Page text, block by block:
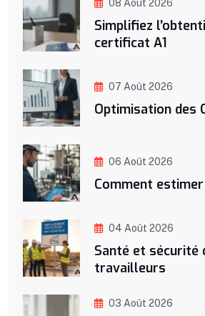
08 Août 2026
Simplifiez
certificat A1
07 Août 2026
Optimisation des
06 Août 2026
Comment
04 Août 2026
Santé et sécurité
travailleurs
03 Août 2026